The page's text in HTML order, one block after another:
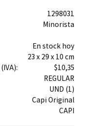
1298031
Minorista
En stock hoy
23 x 29 x 10 cm
$10,35
REGULAR
UND (1)
Capi Original
CAPI